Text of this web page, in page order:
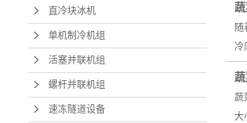
直冷块冰机
单机制冷机组
活塞并联机组
螺杆并联机组
速冻隧道设备
冷
蔬
大